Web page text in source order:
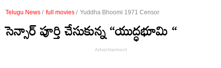
Telugu News / full movies / Yuddha Bhoomi 1971 Censor
సెన్సార్ పూర్తి చేసుకున్న “యుద్ధభూమి “